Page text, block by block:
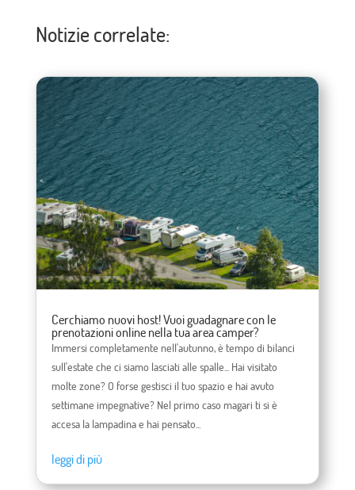
Notizie correlate:
Cerchiamo nuovi host! Vuoi guadagnare con le
prenotazioni online nella tua area camper?
Immersi completamente nell'autunno, è tempo di bilanci
sull'estate che ci siamo lasciati alle spalle... Hai visitato
molte zone? O forse gestisci il tuo spazio e hai avuto
settimane impegnative? Nel primo caso magari ti si è
accesa la lampadina e hai pensato...
leggi di più